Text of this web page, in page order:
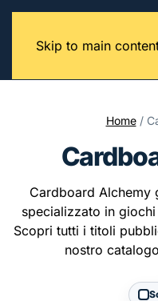
Skip to main
Home/
Cardboard Alchemy
specializzato in
Scopri tutti i titoli
nostro